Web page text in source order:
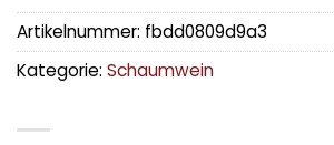
Artikelnummer: fbdd0809d9a3
Kategorie: Schaumwein